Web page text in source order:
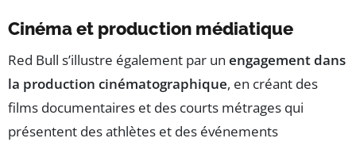
Cinéma et production médiatique
Red Bull s’illustre également par un engagement dans
la production cinématographique, en créant des
films documentaires et des courts métrages qui
présentent des athlètes et des événements